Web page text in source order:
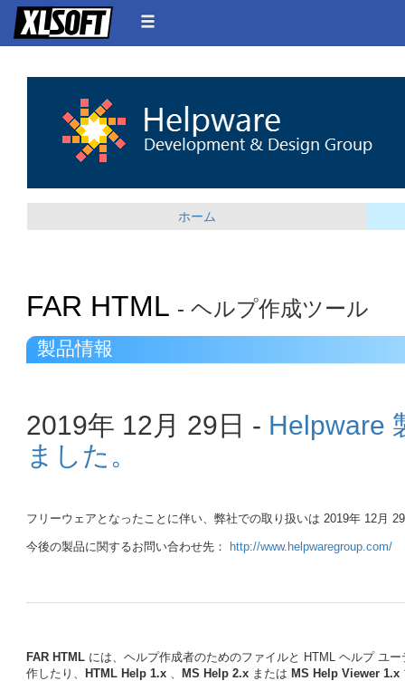
ホーム
FAR HTML - ヘルプ作成ツール
製品情報
2019年 12月 29日 - Helpware
ました。
フリーウェアとなったことに伴い、弊社での取り扱いは 2019年 12月
今後の製品に関するお問い合わせ先： http://www.helpwaregroup.com/
FAR HTML には、ヘルプ作成者のためのファイルと HTML ヘルプ ユ
作したり、
HTML Help 1.x MS Help 2.x または MS Help Viewer 1.x